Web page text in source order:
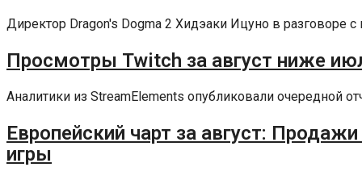
Директор Dragon's Dogma 2 Хидэаки Ицуно в разговоре
Просмотры Twitch за август ниже
Аналитики из StreamElements опубликовали очередной
Европейский чарт за август:
игры